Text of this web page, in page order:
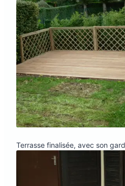
Terrasse finalisée, avec son